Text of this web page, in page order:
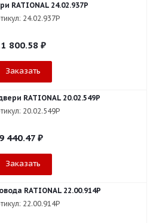
RATIONAL 24.02.937P
24.02.937P
800.58₽
Заказать
RATIONAL 20.02.549P
20.02.549P
9 440.47₽
Заказать
RATIONAL 22.00.914P
22.00.914P